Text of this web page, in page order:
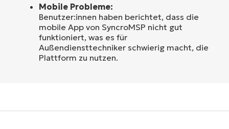
Mobile Probleme:
Benutzer:innen haben berichtet, dass die
mobile App von SyncroMSP nicht gut
funktioniert, was es für
Außendiensttechniker schwierig macht, die
Plattform zu nutzen.